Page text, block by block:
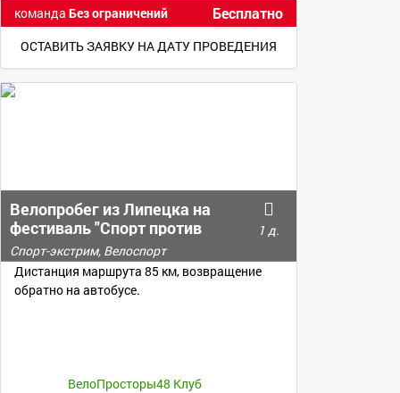
команда Без ограничений Бесплатно
ОСТАВИТЬ ЗАЯВКУ НА ДАТУ ПРОВЕДЕНИЯ
Велопробег из Липецка на
фестиваль "Спорт против
наркотиков"
1 д.
Спорт-экстрим, Велоспорт
Дистанция маршрута 85 км, возвращение
обратно на автобусе.
ВелоПросторы48 Клуб